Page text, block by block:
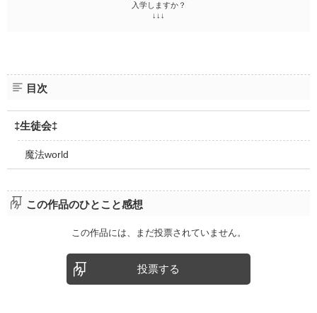
入学しますか？
↓↓↓
目次
‡生徒会‡
魔法world
この作品のひとこと感想
この作品には、まだ投票されていません。
投票する